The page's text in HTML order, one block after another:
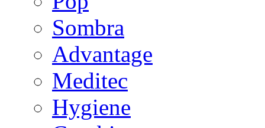
Sombra
Advantage
Meditec
Hygiene